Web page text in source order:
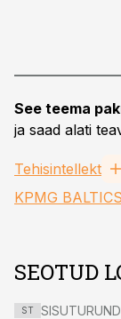
See teema
ja saad alati
Tehisintellekt
KPMG
SEOTUD
ST